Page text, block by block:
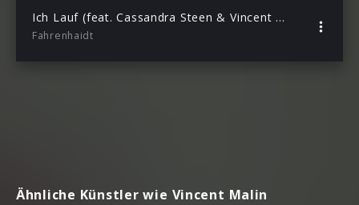
Ich Lauf (feat. Cassandra Steen & Vincent Malin)
Fahrenhaidt
Ähnliche Künstler wie Vincent Malin